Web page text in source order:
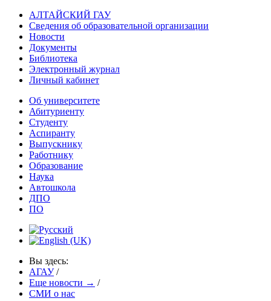
АЛТАЙСКИЙ ГАУ
Сведения об образовательной организации
Новости
Документы
Библиотека
Электронный журнал
Личный кабинет
Об университете
Абитуриенту
Студенту
Аспиранту
Выпускнику
Работнику
Образование
Наука
Автошкола
ДПО
ПО
Вы здесь:
АГАУ /
Еще новости → /
СМИ о нас